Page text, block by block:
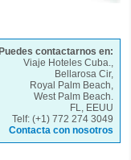
Puedes contactarnos en:
Viaje Hoteles Cuba.,
Bellarosa Cir,
Royal Palm Beach,
West Palm Beach.
FL, EEUU
Telf: (+1) 772 274 3049
Contacta con nosotros